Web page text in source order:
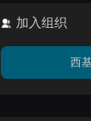
加入组织
西